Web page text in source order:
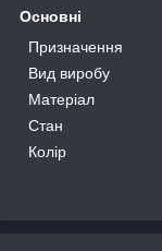
Основні
Призначення
Вид виробу
Матеріал
Стан
Колір